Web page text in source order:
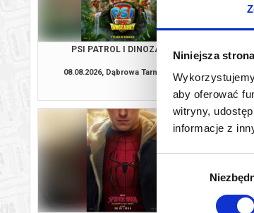
Niniejsza
aby oferować
witryny,
informacje z
PSI PATROL I DINOZAURY
08.08.2026, Dąbrowa Tarnowska
kup bilet